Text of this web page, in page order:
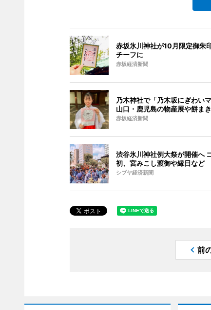
赤坂氷川神社が10月限定御朱
チーフに
赤坂経済新聞
乃木神社で「乃木坂にぎわいマ
山口・鹿児島の物産展や餅ま
赤坂経済新聞
渋谷氷川神社例大祭が開催へ
初、宮みこし渡御や縁日など
シブヤ経済新聞
前